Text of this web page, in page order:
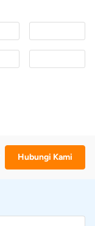
Hubungi Kami